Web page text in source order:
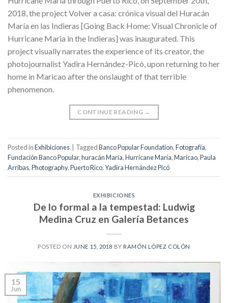
2018, the project Volver a casa: crónica visual del Huracán
María en las Indieras [Going Back Home: Visual Chronicle of
Hurricane Maria in the Indieras] was inaugurated. This
project visually narrates the experience of its creator, the
photojournalist Yadira Hernández-Picó, upon returning to her
home in Maricao after the onslaught of that terrible
phenomenon.
CONTINUE READING →
Posted inExhibiciones | TaggedBanco Popular Foundation,Fotografía,
Fundación Banco Popular,huracán María,Hurricane María,Maricao,Paula
Arribas,Photography,Puerto Rico,Yadira Hernández Picó
EXHIBICIONES
De lo formal a la tempestad: Ludwig
Medina Cruz en Galería Betances
POSTED ON JUNE 15, 2018 BY RAMÓN LÓPEZ COLÓN
15
Jun